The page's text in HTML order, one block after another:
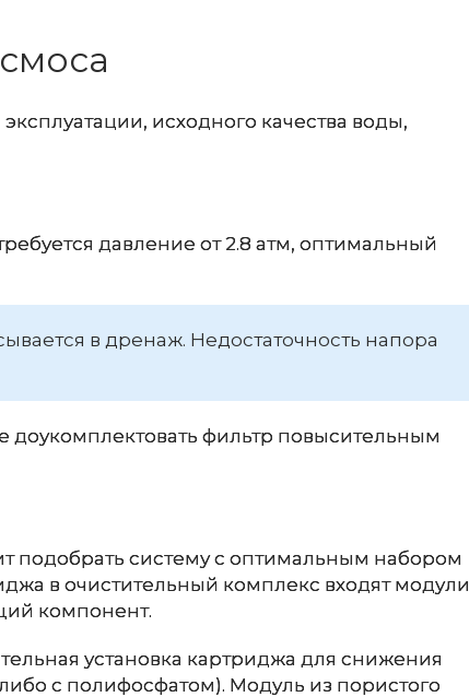
исходного качества воды,
давление от 2.8 атм, оптимальный
в дренаж. Недостаточность напора
доукомплектовать фильтр повысительным
подобрать систему с оптимальным набором
в очистительный комплекс входят модули
компонент.
установка картриджа для снижения
с полифосфатом). Модуль из пористого